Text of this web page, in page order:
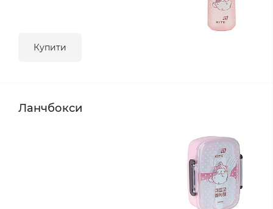
Купити
Ланчбокси